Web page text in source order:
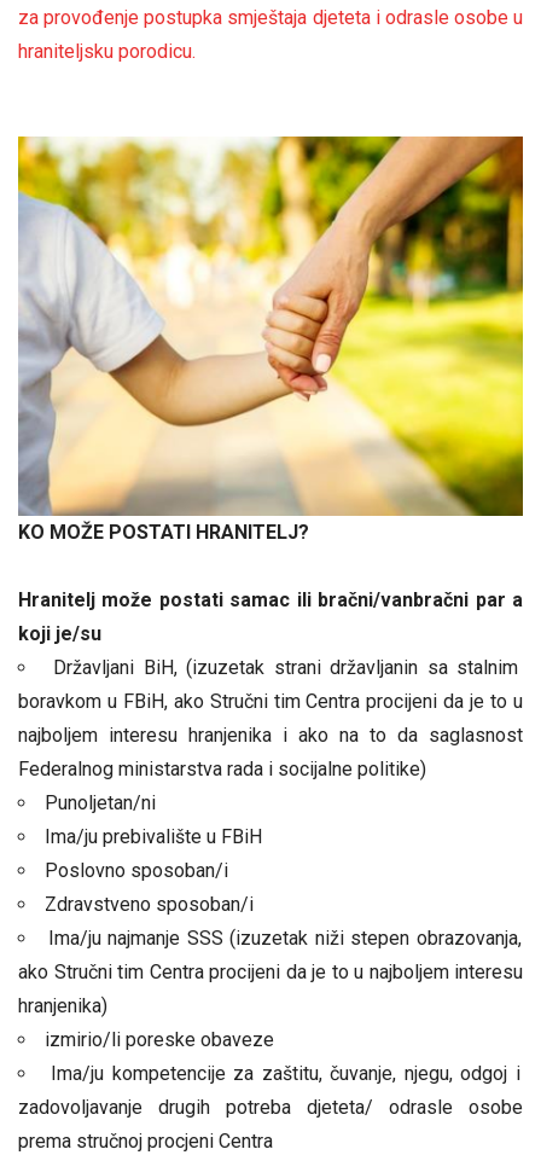
za provođenje postupka smještaja djeteta i odrasle osobe u
hraniteljsku porodicu.
KO MOŽE POSTATI HRANITELJ?
Hranitelj može postati samac ili bračni/vanbračni par a
koji je/su
Državljani BiH, (izuzetak strani državljanin sa stalnim
boravkom u FBiH, ako Stručni tim Centra procijeni da je to u
najboljem interesu hranjenika i ako na to da saglasnost
Federalnog ministarstva rada i socijalne politike)
Punoljetan/ni
Ima/ju prebivalište u FBiH
Poslovno sposoban/i
Zdravstveno sposoban/i
Ima/ju najmanje SSS (izuzetak niži stepen obrazovanja,
ako Stručni tim Centra procijeni da je to u najboljem interesu
hranjenika)
izmirio/li poreske obaveze
Ima/ju kompetencije za zaštitu, čuvanje, njegu, odgoj i
zadovoljavanje drugih potreba djeteta/ odrasle osobe
prema stručnoj procjeni Centra